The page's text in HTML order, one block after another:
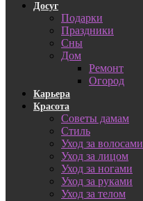
Досуг
Подарки
Праздники
Сны
Дом
Ремонт
Огород
Карьера
Красота
Советы дамам
Стиль
Уход за волосами
Уход за лицом
Уход за ногами
Уход за руками
Уход за телом